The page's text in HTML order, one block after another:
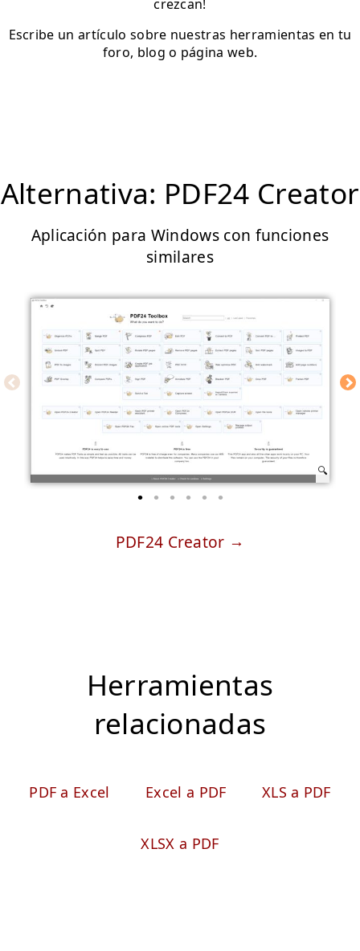
crezcan!
Escribe un artículo sobre nuestras herramientas en tu
foro, blog o página web.
Alternativa: PDF24 Creator
Aplicación para Windows con funciones
similares
PDF24 Creator
Herramientas
relacionadas
PDF a Excel Excel a PDF XLS a PDF
XLSX a PDF